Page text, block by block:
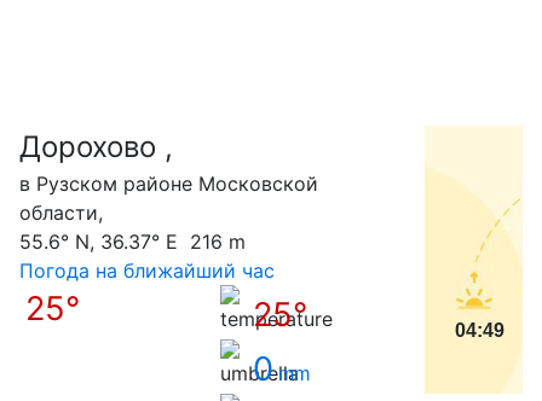
Дорохово ,
в Рузском районе Московской
области,
55.6° N, 36.37° E 216 m
Погода на ближайший час
25°
25°
0mm
04:49